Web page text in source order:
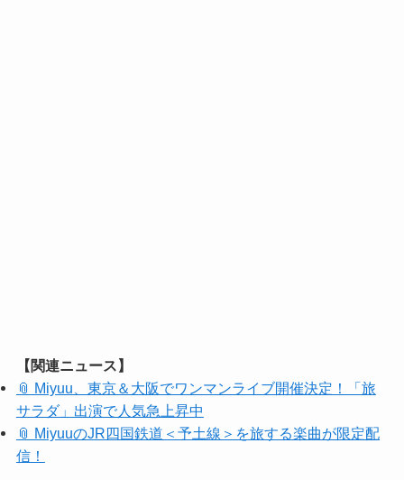
【関連ニュース】
📎 Miyuu、東京＆大阪でワンマンライブ開催決定！「旅
サラダ」出演で人気急上昇中
📎 MiyuuのJR四国鉄道＜予土線＞を旅する楽曲が限定配
信！